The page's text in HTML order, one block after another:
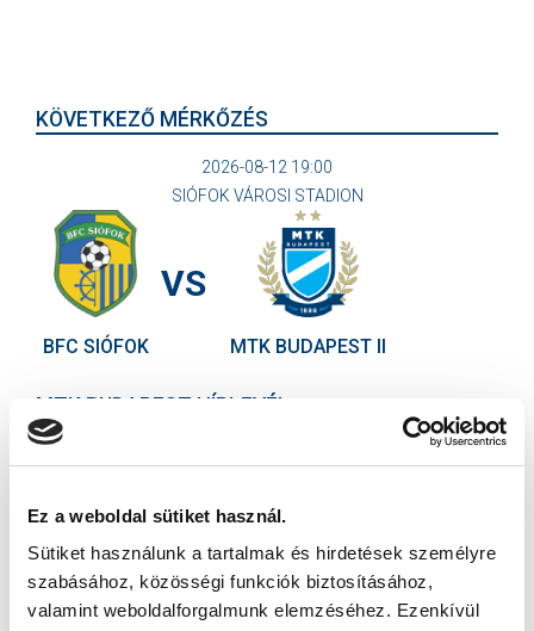
Ez a weboldal sütiket használ.
Sütiket használunk a tartalmak és hirdetések személyre
szabásához, közösségi funkciók biztosításához,
valamint weboldalforgalmunk elemzéséhez. Ezenkívül
KÖVETKEZŐ MÉRKŐZÉS
2026-08-12 19:00
SIÓFOK VÁROSI STADION
BFC SIÓFOK
VS
MTK BUDAPEST II
MTK BUDAPEST HÍRLEVÉL
Ne maradjon le egy eseményről sem! Iratkozzon fel ingyenes
hírlevelünkre: